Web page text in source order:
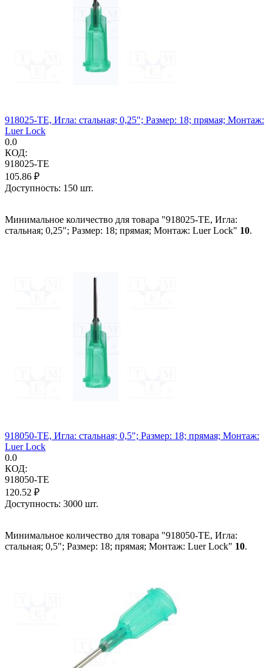
918025-TE, Игла: стальная; 0,25"; Размер: 18; прямая; Монтаж:
Luer Lock
0.0
КОД:
918025-TE
105.86 ₽
Доступность: 150 шт.
Минимальное количество для товара "918025-TE, Игла:
стальная; 0,25"; Размер: 18; прямая; Монтаж: Luer Lock" 10.
918050-TE, Игла: стальная; 0,5"; Размер: 18; прямая; Монтаж:
Luer Lock
0.0
КОД:
918050-TE
120.52 ₽
Доступность: 3000 шт.
Минимальное количество для товара "918050-TE, Игла:
стальная; 0,5"; Размер: 18; прямая; Монтаж: Luer Lock" 10.